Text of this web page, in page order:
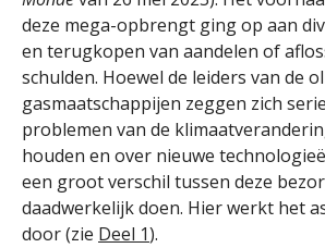
deze mega-opbrengt ging op aan
en terugkopen van aandelen of
schulden. Hoewel de leiders van de
gasmaatschappijen zeggen zich
problemen van de
houden en over nieuwe
een groot verschil tussen deze
daadwerkelijk doen. Hier werkt het
door (zie Deel 1).